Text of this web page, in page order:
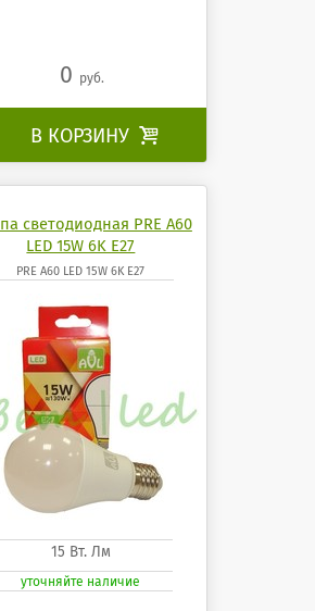
0 руб.
В КОРЗИНУ 
светодиодная PRE A60
LED 15W 6K E27
PRE A60 LED 15W 6K E27
15 Вт. Лм
уточняйте наличие